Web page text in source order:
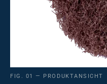
FIG. 01 — PRODUKTANSICHT